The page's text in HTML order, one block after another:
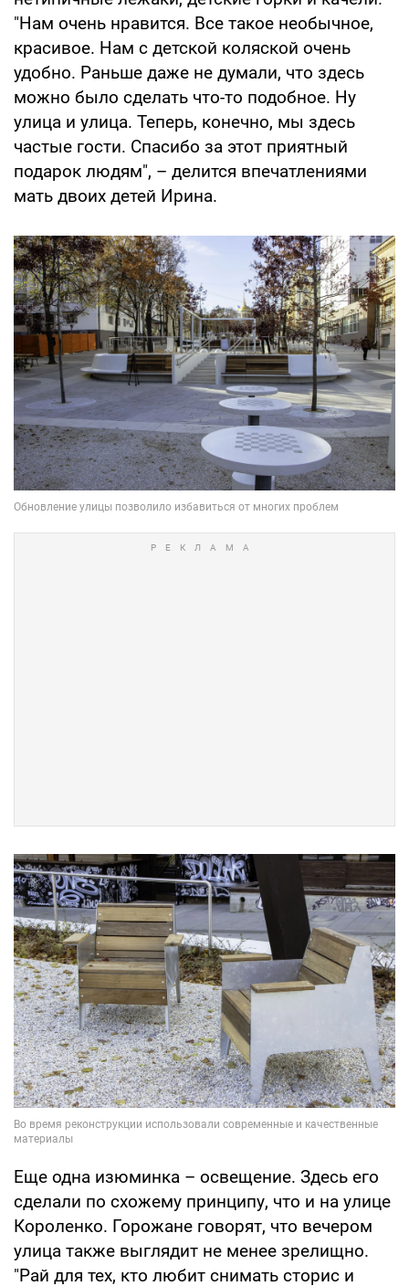
"Нам очень нравится. Все такое необычное,
красивое. Нам с детской коляской очень
удобно. Раньше даже не думали, что здесь
можно было сделать что-то подобное. Ну
улица и улица. Теперь, конечно, мы здесь
частые гости. Спасибо за этот приятный
подарок людям", – делится впечатлениями
мать двоих детей Ирина.
Еще одна изюминка – освещение. Здесь его
сделали по схожему принципу, что и на улице
Короленко. Горожане говорят, что вечером
улица также выглядит не менее зрелищно.
"Рай для тех, кто любит снимать сторис и